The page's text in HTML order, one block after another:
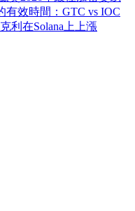
有效時間：GTC vs IOC
利在Solana上上漲